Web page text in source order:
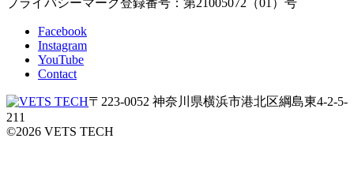
プライバシーマーク登録番号：第21005072（01）号
Facebook
Instagram
YouTube
Contact
〒223-0052 神奈川県横浜市港北区綱島東4-2-5-
211
©2026 VETS TECH